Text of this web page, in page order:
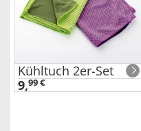
Kühltuch 2er-Set
9,99 €